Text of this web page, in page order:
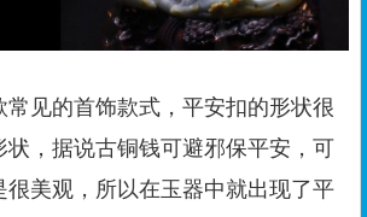
见的首饰款式，平安扣的形状很
状，据说古铜钱可避邪保平安，可
很美观，所以在玉器中就出现了平